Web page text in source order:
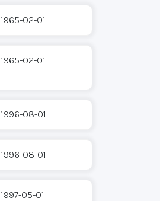
1965-02-01
1965-02-01
1996-08-01
1996-08-01
1997-05-01